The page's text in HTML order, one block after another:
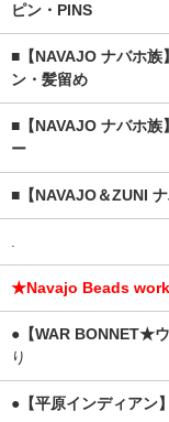
ピン・PINS
■【NAVAJO ナバホ族
ン・髪留め
■【NAVAJO ナバホ族
ー
■【NAVAJO＆ZUNI
★Navajo Beads
●【WAR BONNET★ウ
り
●【平原インディアン